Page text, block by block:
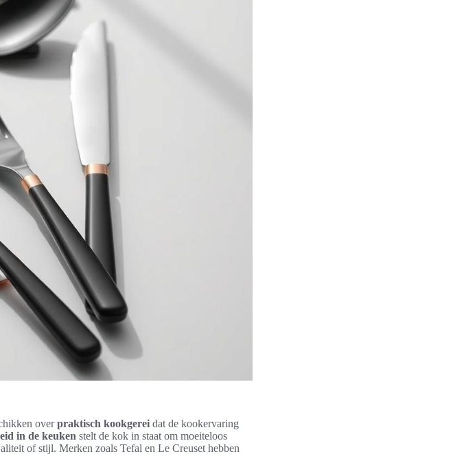
overpraktisch kookgerei dat de kookervaring
in de keuken stelt de kok in staat om moeiteloos
of stijl. Merken zoals Tefal en Le Creuset hebben